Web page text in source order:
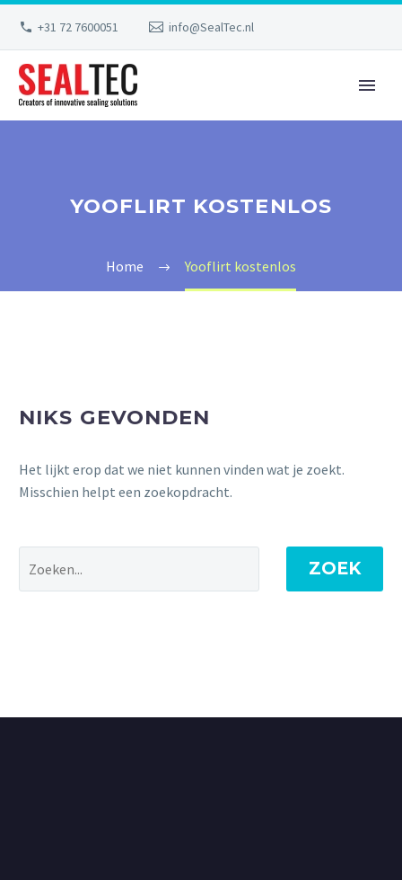
+31 72 7600051 info@SealTec.nl
YOOFLIRT KOSTENLOS
Home Yooflirt kostenlos
NIKS GEVONDEN
Het lijkt erop dat we niet kunnen vinden wat je zoekt.
Misschien helpt een zoekopdracht.
ZOEK